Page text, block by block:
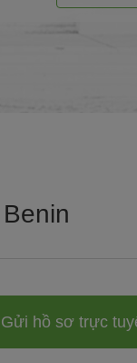
Gửi hồ sơ trực